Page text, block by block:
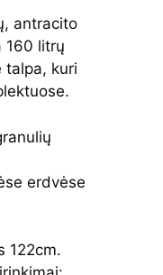
antracito
160 litrų
talpa, kuri
erdvėse
122cm.